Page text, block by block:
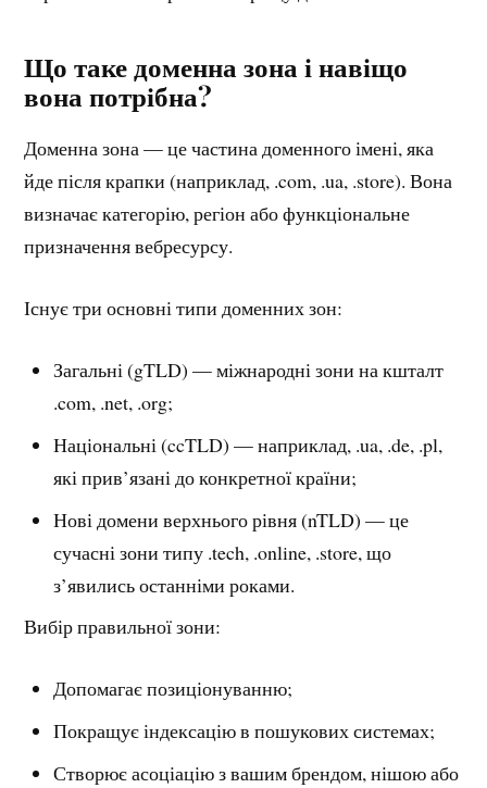
Що таке доменна зона і навіщо
вона потрібна?
Доменна зона — це частина доменного імені, яка
йде після крапки (наприклад, .com, .ua, .store). Вона
визначає категорію, регіон або функціональне
призначення вебресурсу.
Існує три основні типи доменних зон:
Загальні (gTLD) — міжнародні зони на кшталт
.com, .net, .org;
Національні (ccTLD) — наприклад, .ua, .de, .pl,
які прив’язані до конкретної країни;
Нові домени верхнього рівня (nTLD) — це
сучасні зони типу .tech, .online, .store, що
з’явились останніми роками.
Вибір правильної зони:
Допомагає позиціонуванню;
Покращує індексацію в пошукових системах;
Створює асоціацію з вашим брендом, нішою або